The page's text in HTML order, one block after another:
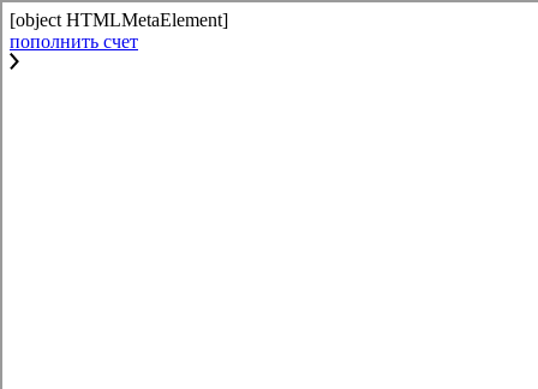
[object HTMLMetaElement]
пополнить счет